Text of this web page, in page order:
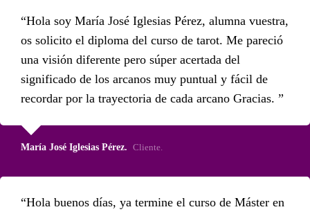
Hola soy María José Iglesias Pérez, alumna vuestra,
os solicito el diploma del curso de tarot. Me pareció
una visión diferente pero súper acertada del
significado de los arcanos muy puntual y fácil de
recordar por la trayectoria de cada arcano Gracias.
María José Iglesias Pérez. Cliente.
Hola buenos días, ya termine el curso de Máster en